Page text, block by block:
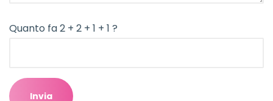
Quanto fa 2 + 2 + 1 + 1 ?